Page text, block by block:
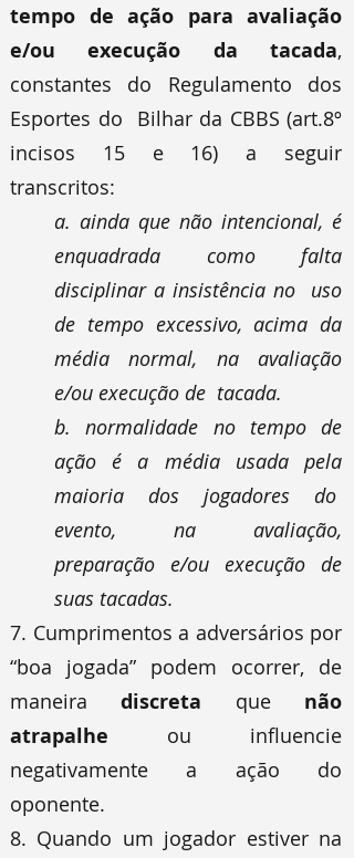
tempo de ação para avaliação
e/ou execução da tacada,
constantes do Regulamento dos
Esportes do Bilhar da CBBS (art.8º
incisos 15 e 16) a seguir
transcritos:
a. ainda que não intencional, é
enquadrada como falta
disciplinar a insistência no uso
de tempo excessivo, acima da
média normal, na avaliação
e/ou execução de tacada.
b. normalidade no tempo de
ação é a média usada pela
maioria dos jogadores do
evento, na avaliação,
preparação e/ou execução de
suas tacadas.
7. Cumprimentos a adversários por
“boa jogada” podem ocorrer, de
maneiradiscreta que não
atrapalhe ou influencie
negativamente a ação do
oponente.
8. Quando um jogador estiver na